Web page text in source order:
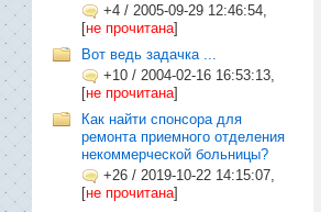
+4 / 2005-09-29 12:46:54,
[не прочитана]
Вот ведь задачка ...
+10 / 2004-02-16 16:53:13,
[не прочитана]
Как найти спонсора для
ремонта приемного отделения
некоммерческой больницы?
+26 / 2019-10-22 14:15:07,
[не прочитана]